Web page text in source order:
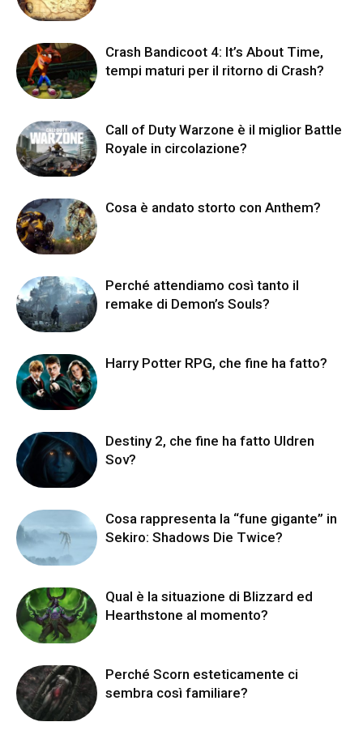
Crash Bandicoot 4: It’s About Time,
tempi maturi per il ritorno di Crash?
Call of Duty Warzone è il miglior Battle
Royale in circolazione?
Cosa è andato storto con Anthem?
Perché attendiamo così tanto il
remake di Demon’s Souls?
Harry Potter RPG, che fine ha fatto?
Destiny 2, che fine ha fatto Uldren
Sov?
Cosa rappresenta la “fune gigante” in
Sekiro: Shadows Die Twice?
Qual è la situazione di Blizzard ed
Hearthstone al momento?
Perché Scorn esteticamente ci
sembra così familiare?